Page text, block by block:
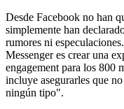
Desde Facebook no han
simplemente han
rumores ni
Messenger es crear una
engagement para los 800
incluye asegurarles que
ningún tipo".